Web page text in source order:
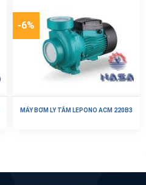
-6%
MÁY BƠM LY TÂM LEPONO ACM 220B3